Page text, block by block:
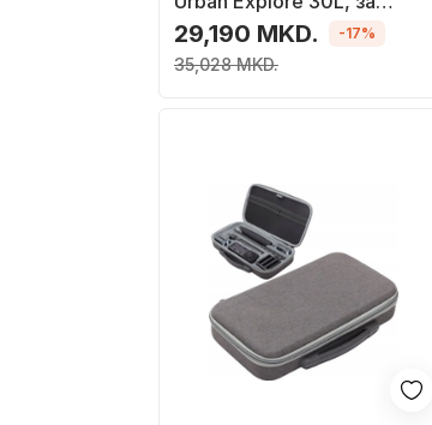
фотоапарат, за лаптоп
16\", боја Boa
29,190 MKD.
35,028 MKD.
-17%